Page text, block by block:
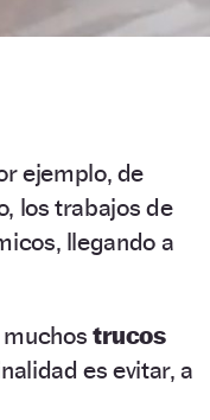
ejemplo, de
los trabajos de
llegando a
trucos
es evitar, a